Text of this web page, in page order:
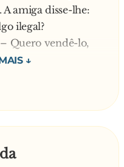
amiga disse-lhe:
ilegal?
Quero vendê-lo,
Toni que é
teu contador de
Km.
o mecânico coloca
em